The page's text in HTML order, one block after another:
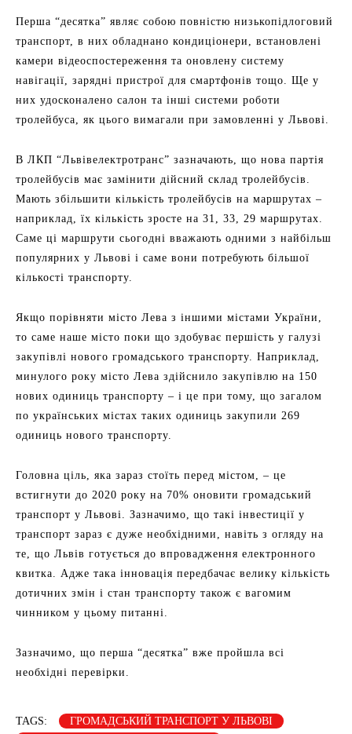
Перша “десятка” являє собою повністю низькопідлоговий
транспорт, в них обладнано кондиціонери, встановлені
камери відеоспостереження та оновлену систему
навігації, зарядні пристрої для смартфонів тощо. Ще у
них удосконалено салон та інші системи роботи
тролейбуса, як цього вимагали при замовленні у Львові.
В ЛКП “Львівелектротранс” зазначають, що нова партія
тролейбусів має замінити дійсний склад тролейбусів.
Мають збільшити кількість тролейбусів на маршрутах –
наприклад, їх кількість зросте на 31, 33, 29 маршрутах.
Саме ці маршрути сьогодні вважають одними з найбільш
популярних у Львові і саме вони потребують більшої
кількості транспорту.
Якщо порівняти місто Лева з іншими містами України,
то саме наше місто поки що здобуває першість у галузі
закупівлі нового громадського транспорту. Наприклад,
минулого року місто Лева здійснило закупівлю на 150
нових одиниць транспорту – і це при тому, що загалом
по українських містах таких одиниць закупили 269
одиниць нового транспорту.
Головна ціль, яка зараз стоїть перед містом, – це
встигнути до 2020 року на 70% оновити громадський
транспорт у Львові. Зазначимо, що такі інвестиції у
транспорт зараз є дуже необхідними, навіть з огляду на
те, що Львів готується до впровадження електронного
квитка. Адже така інновація передбачає велику кількість
дотичних змін і стан транспорту також є вагомим
чинником у цьому питанні.
Зазначимо, що перша “десятка” вже пройшла всі
необхідні перевірки.
TAGS: ГРОМАДСЬКИЙ ТРАНСПОРТ У ЛЬВОВІ